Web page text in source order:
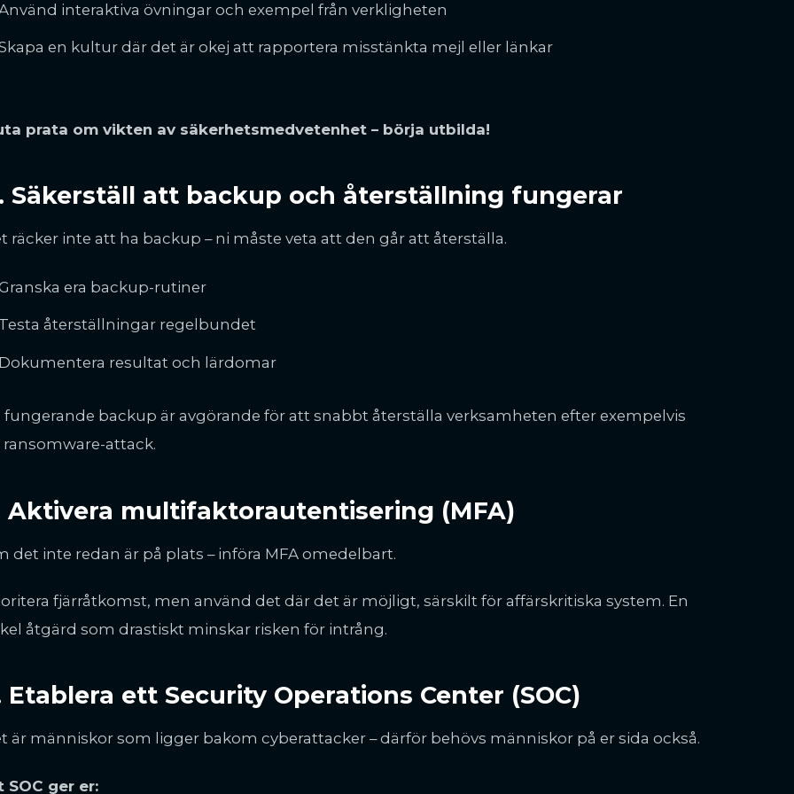
interaktiva övningar och exempel från verkligheten
en kultur där det är okej att rapportera misstänkta mejl eller länkar
prata om vikten av säkerhetsmedvetenhet – börja utbilda!
Säkerställ att backup och återställning fungerar
räcker inte att ha backup – ni måste veta att den går att återställa.
era backup-rutiner
Testa återställningar regelbundet
Dokumentera resultat och lärdomar
fungerande backup är avgörande för att snabbt återställa verksamheten efter exempelvis
ransomware-attack.
Aktivera multifaktorautentisering (MFA)
det inte redan är på plats – införa MFA omedelbart.
fjärråtkomst, men använd det där det är möjligt, särskilt för affärskritiska system. En
åtgärd som drastiskt minskar risken för intrång.
Etablera ett Security Operations Center (SOC)
är människor som ligger bakom cyberattacker – därför behövs människor på er sida också.
SOC ger er: